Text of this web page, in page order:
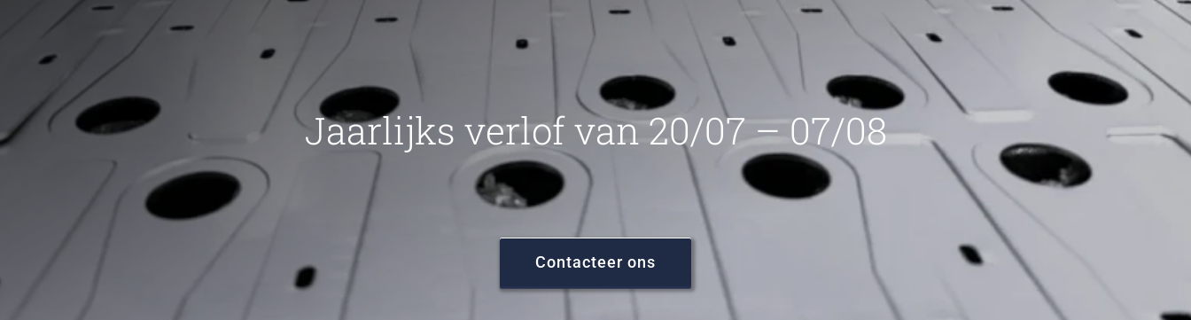
Jaarlijks verlof van 20/07 – 07/08
Contacteer ons